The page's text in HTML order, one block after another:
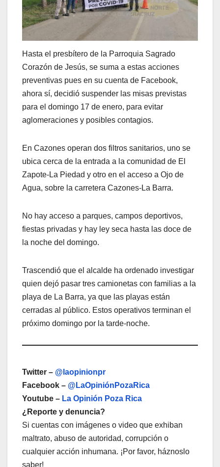
Hasta el presbítero de la Parroquia Sagrado
Corazón de Jesús, se suma a estas acciones
preventivas pues en su cuenta de Facebook,
ahora sí, decidió suspender las misas previstas
para el domingo 17 de enero, para evitar
aglomeraciones y posibles contagios.
En Cazones operan dos filtros sanitarios, uno se
ubica cerca de la entrada a la comunidad de El
Zapote-La Piedad y otro en el acceso a Ojo de
Agua, sobre la carretera Cazones-La Barra.
No hay acceso a parques, campos deportivos,
fiestas privadas y hay ley seca hasta las doce de
la noche del domingo.
Trascendió que el alcalde ha ordenado investigar
quien dejó pasar tres camionetas con familias a la
playa de La Barra, ya que las playas están
cerradas al público. Estos operativos terminan el
próximo domingo por la tarde-noche.
Twitter – @laopinionpr
Facebook – @LaOpiniónPozaRica
Youtube – La Opinión Poza Rica
¿Reporte y denuncia?
Si cuentas con imágenes o video que exhiban
maltrato, abuso de autoridad, corrupción o
cualquier acción inhumana. ¡Por favor, háznoslo
saber!